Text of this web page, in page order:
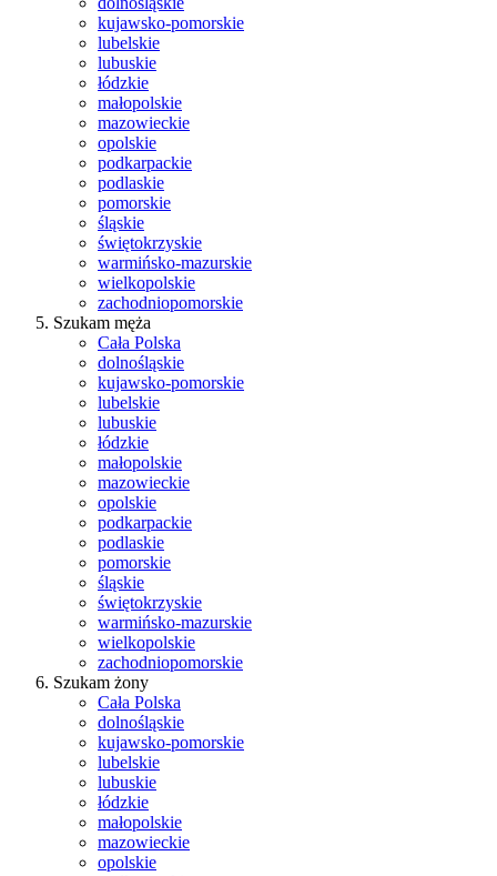
kujawsko-pomorskie
lubelskie
lubuskie
łódzkie
małopolskie
mazowieckie
opolskie
podkarpackie
podlaskie
pomorskie
śląskie
świętokrzyskie
warmińsko-mazurskie
wielkopolskie
zachodniopomorskie
Szukam męża
Cała Polska
dolnośląskie
kujawsko-pomorskie
lubelskie
lubuskie
łódzkie
małopolskie
mazowieckie
opolskie
podkarpackie
podlaskie
pomorskie
śląskie
świętokrzyskie
warmińsko-mazurskie
wielkopolskie
zachodniopomorskie
Szukam żony
Cała Polska
dolnośląskie
kujawsko-pomorskie
lubelskie
lubuskie
łódzkie
małopolskie
mazowieckie
opolskie